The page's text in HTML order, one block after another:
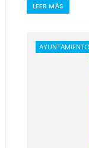
LEER MÁS
AYUNTAMIENTO